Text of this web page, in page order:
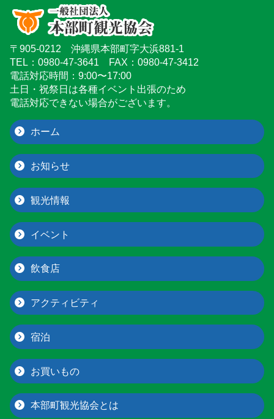
〒905-0212 沖縄県本部町字大浜881-1
TEL：0980-47-3641 FAX：0980-47-3412
電話対応時間：9:00〜17:00
土日・祝祭日は各種イベント出張のため
電話対応できない場合がございます。
ホーム
お知らせ
観光情報
イベント
飲食店
アクティビティ
宿泊
お買いもの
本部町観光協会とは